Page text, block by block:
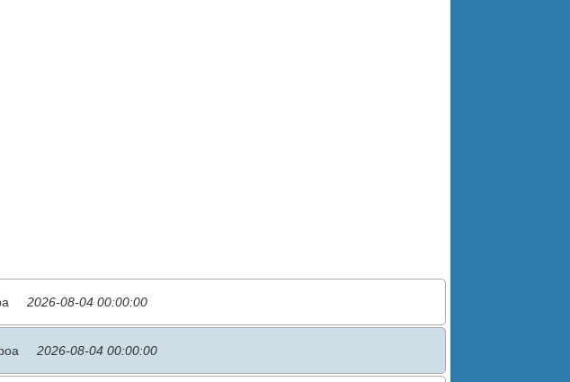
2026-08-04 00:00:00
2026-08-04 00:00:00